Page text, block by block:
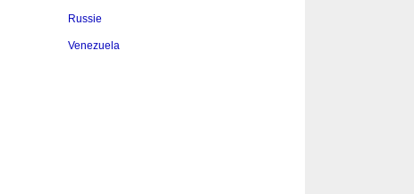
Russie
Venezuela